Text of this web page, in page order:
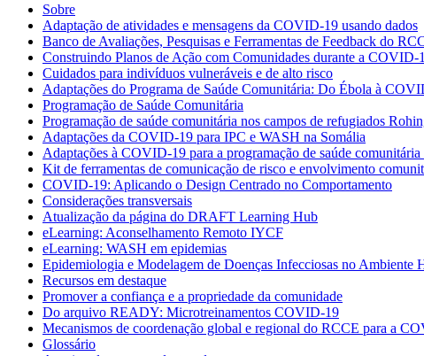
Sobre
Adaptação de atividades e mensagens da COVID-19 usando dados
Banco de Avaliações, Pesquisas e Ferramentas de Feedback do
Construindo Planos de Ação com Comunidades durante a COVID-
Cuidados para indivíduos vulneráveis e de alto risco
Adaptações do Programa de Saúde Comunitária: Do Ébola à
Programação de Saúde Comunitária
Programação de saúde comunitária nos campos de refugiados
Adaptações da COVID-19 para IPC e WASH na Somália
Adaptações à COVID-19 para a programação de saúde
Kit de ferramentas de comunicação de risco e envolvimento
COVID-19: Aplicando o Design Centrado no Comportamento
Considerações transversais
Atualização da página do DRAFT Learning Hub
eLearning: Aconselhamento Remoto IYCF
eLearning: WASH em epidemias
Epidemiologia e Modelagem de Doenças Infecciosas no Ambiente
Recursos em destaque
Promover a confiança e a propriedade da comunidade
Do arquivo READY: Microtreinamentos COVID-19
Mecanismos de coordenação global e regional do RCCE para a
Glossário